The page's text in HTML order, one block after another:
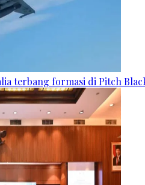
terbang formasi di Pitch